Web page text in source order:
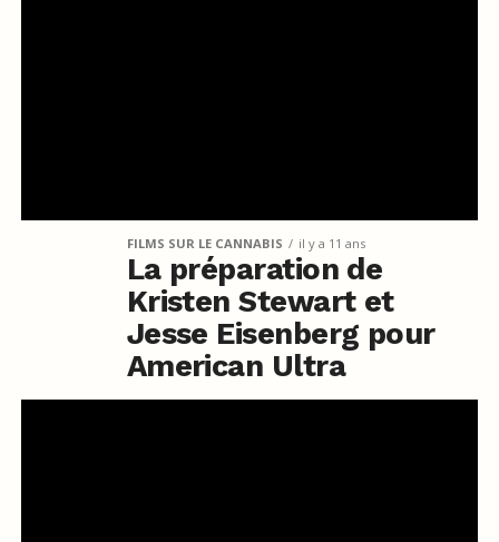
FILMS SUR LE CANNABIS il y a 11 ans
La préparation de
Kristen Stewart et
Jesse Eisenberg pour
American Ultra